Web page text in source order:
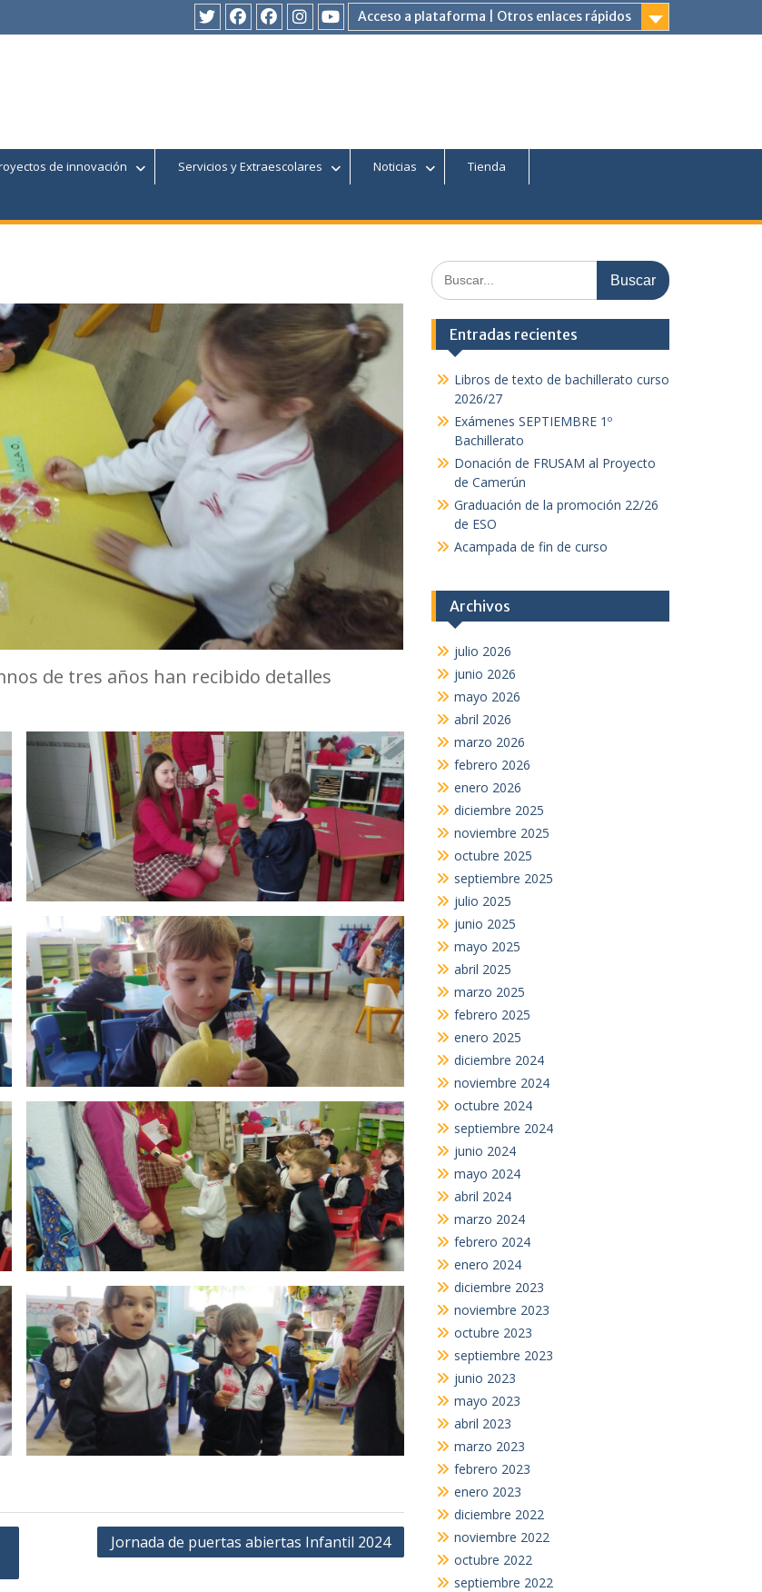
Acceso a plataforma | Otros enlaces rápidos
TwitterFacebookFacebookInstagram
YouTube
de innovación Servicios y Extraescolares Noticias Tienda
de tres años han recibido detalles
Jornada de puertas abiertas Infantil 2024
Buscar:
Entradas recientes
Libros de texto de bachillerato curso
2026/27
Exámenes SEPTIEMBRE 1º
Bachillerato
Donación de FRUSAM al Proyecto
de Camerún
Graduación de la promoción 22/26
de ESO
Acampada de fin de curso
Archivos
julio 2026
junio 2026
mayo 2026
abril 2026
marzo 2026
febrero 2026
enero 2026
diciembre 2025
noviembre 2025
octubre 2025
septiembre 2025
julio 2025
junio 2025
mayo 2025
abril 2025
marzo 2025
febrero 2025
enero 2025
diciembre 2024
noviembre 2024
octubre 2024
septiembre 2024
junio 2024
mayo 2024
abril 2024
marzo 2024
febrero 2024
enero 2024
diciembre 2023
noviembre 2023
octubre 2023
septiembre 2023
junio 2023
mayo 2023
abril 2023
marzo 2023
febrero 2023
enero 2023
diciembre 2022
noviembre 2022
octubre 2022
septiembre 2022